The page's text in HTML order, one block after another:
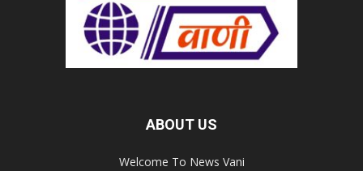
ABOUT US
Welcome To News Vani